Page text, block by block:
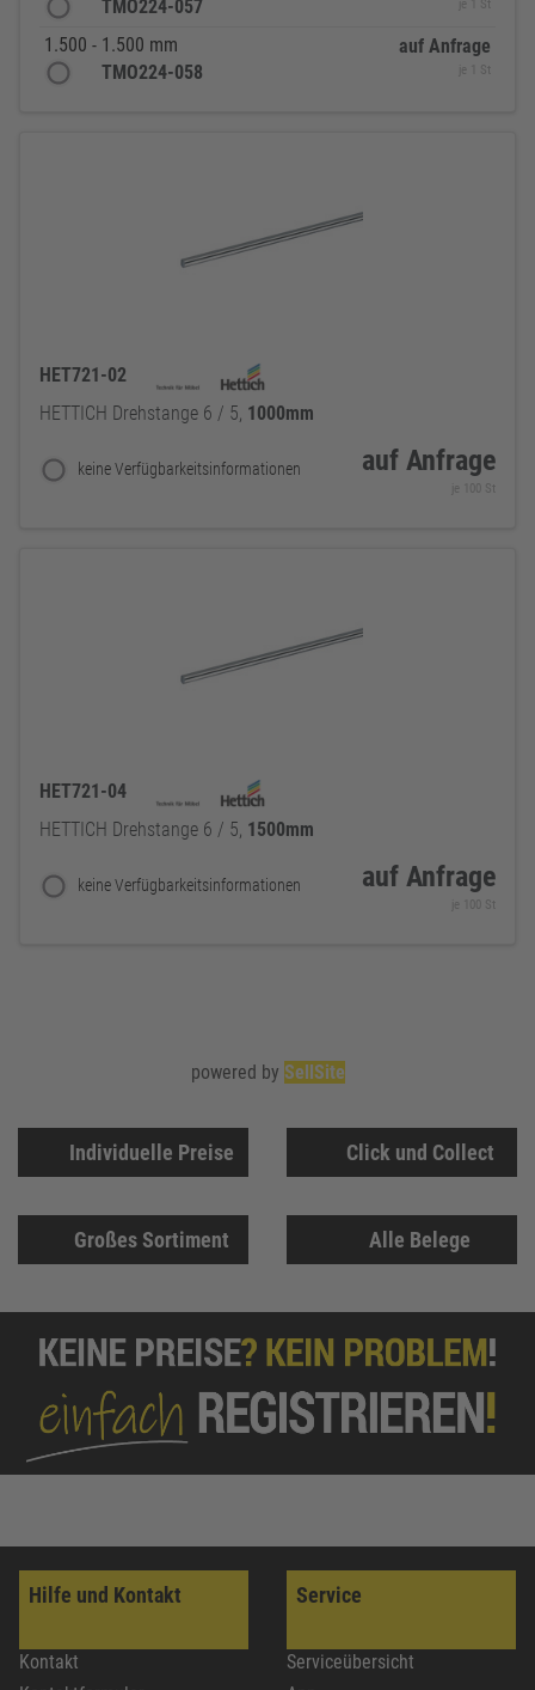
TMO224-057
je 1 St
1.500 - 1.500 mm
TMO224-058
auf Anfrage
je 1 St
HET721-02
HETTICH Drehstange 6 / 5, 1000mm
keine Verfügbarkeitsinformationen auf Anfrage
je 100 St
HET721-04
HETTICH Drehstange 6 / 5, 1500mm
keine Verfügbarkeitsinformationen auf Anfrage
je 100 St
Individuelle Preise Click und Collect
Großes Sortiment Alle Belege
Hilfe und Kontakt
Kontakt
Service
Serviceübersicht
powered by SellSite